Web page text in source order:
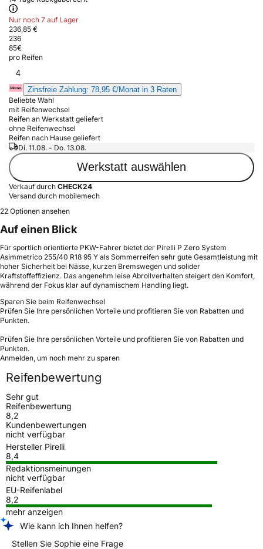
Nur noch 7 auf Lager
236,85 €
236
85€
pro Reifen
4
Zinsfreie Zahlung: 78,95 €/Monat in 3 Raten
Beliebte Wahl
mit Reifenwechsel
Reifen an Werkstatt geliefert
ohne Reifenwechsel
Reifen nach Hause geliefert
Di. 11.08. - Do. 13.08.
Werkstatt auswählen
Verkauf durch CHECK24
Versand durch mobilemech
22 Optionen ansehen
Auf einen Blick
Für sportlich orientierte PKW-Fahrer bietet der Pirelli P Zero System
Asimmetrico 255/40 R18 95 Y als Sommerreifen sehr gute Gesamtleistung mit
hoher Sicherheit bei Nässe, kurzen Bremswegen und solider
Kraftstoffeffizienz. Das angenehm leise Abrollverhalten steigert den Komfort,
während der Fokus klar auf dynamischem Handling liegt.
Sparen Sie beim Reifenwechsel
Prüfen Sie Ihre persönlichen Vorteile und profitieren Sie von Rabatten und
Punkten.
Prüfen Sie Ihre persönlichen Vorteile und profitieren Sie von Rabatten und
Punkten.
Anmelden, um noch mehr zu sparen
Reifenbewertung
Sehr gut
Reifenbewertung
8,2
Kundenbewertungen
nicht verfügbar
Hersteller Pirelli
8,4
Redaktionsmeinungen
nicht verfügbar
EU-Reifenlabel
8,2
mehr anzeigen
Wie kann ich Ihnen helfen?
Stellen Sie Sophie eine Frage